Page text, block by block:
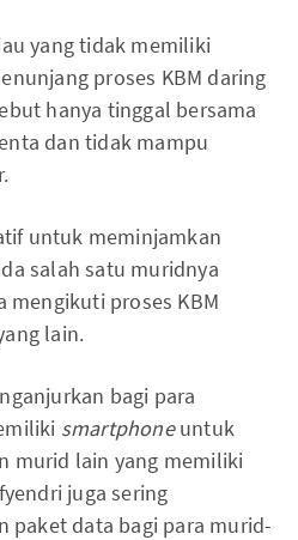
yang tidak memiliki
proses KBM daring
hanya tinggal bersama
dan tidak mampu
untuk meminjamkan
salah satu muridnya
mengikuti proses KBM
lain.
bagi para
smartphoneuntuk
murid lain yang memiliki
juga sering
paket data bagi para murid-